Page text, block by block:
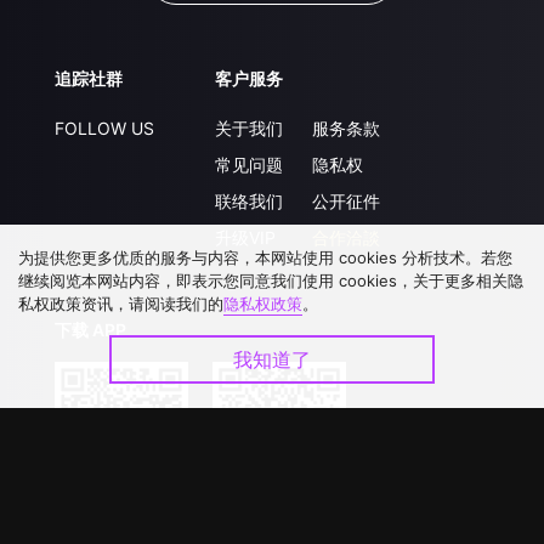
追踪社群
FOLLOW US
客户服务
关于我们
常见问题
联络我们
服务条款
隐私权
公开征件
为提供您更多优质的服务与内容，本网站使用 cookies 分析技术。若您
继续阅览本网站内容，即表示您同意我们使用 cookies，关于更多相关隐
私权政策资讯，请阅读我们的隐私权政策。
我知道了